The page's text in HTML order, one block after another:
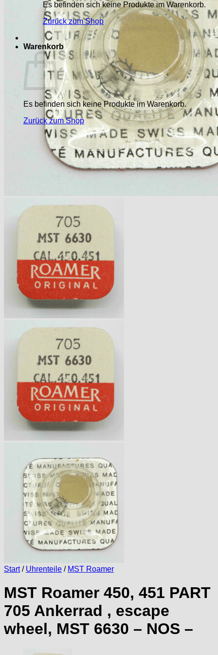
Es befinden sich keine Produkte im Warenkorb.
Zurück zum Shop
Warenkorb
Es befinden sich keine Produkte im Warenkorb.
Zurück zum Shop
Start / Uhrenteile / MST Roamer
MST Roamer 450, 451 PART
705 Ankerrad , escape
wheel, MST 6630 – NOS –